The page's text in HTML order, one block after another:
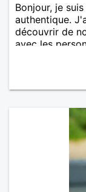
Bonjour, je
authentique.
découvrir de
avec les
relation
et la